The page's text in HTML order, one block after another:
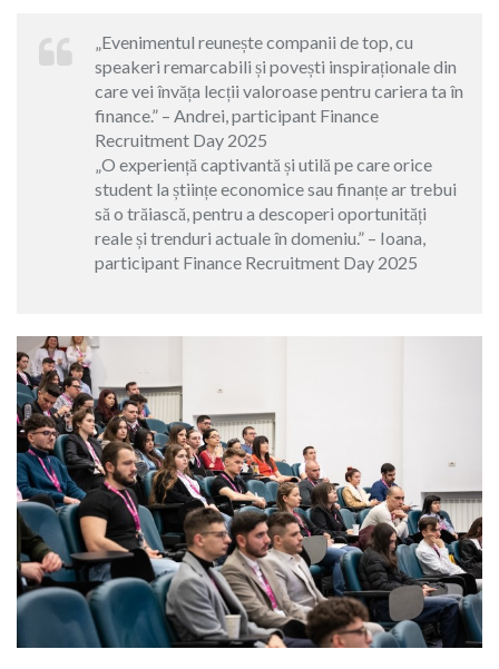
„Evenimentul reunește companii de top, cu
speakeri remarcabili și povești inspiraționale din
care vei învăța lecții valoroase pentru cariera ta în
finance.” – Andrei, participant Finance
Recruitment Day 2025
„O experiență captivantă și utilă pe care orice
student la științe economice sau finanțe ar trebui
să o trăiască, pentru a descoperi oportunități
reale și trenduri actuale în domeniu.” – Ioana,
participant Finance Recruitment Day 2025